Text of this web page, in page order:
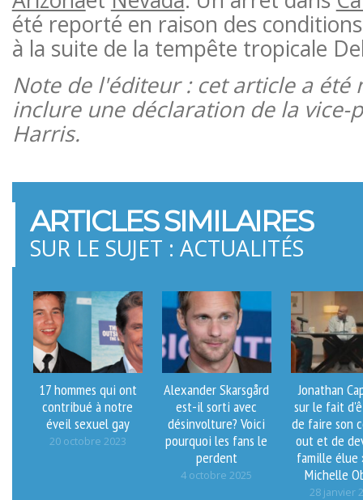
été reporté en raison des
à la suite de la tempête tropicale
Note de l'éditeur : cet article a été
inclure une déclaration de la vice-
Harris.
ARTICLES SIMILAIRES
SUR LE SUJET : ACTUALITÉS
17 hommes qui ont
contribué à notre
éveil sexuel gay
20 octobre 2023
Alexander Skarsgård
est-il sorti avec
désinvolture? Voici
pourquoi les fans le
perdent
4 octobre 2025
Jonathan
sur le fait
de faire son
out et de
famille élue
Michelle
28 janvier